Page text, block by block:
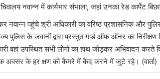
नवान्न में कार्यभार संभाला, जहां उनका रेड कार्पेट
पहुंचे श्री अधिकारी का वरिष्ठ प्रशासनिक और
पुलिस के जवानों द्वारा प्रस्तुत गार्ड ऑफ ऑनर का
वहां उपस्थित सभी लोगों का हाथ जोड़कर अभिवादन करते
अवसर के हर क्षण को कैमरे में कैद करने में जुटे रहे। (वार्ता)